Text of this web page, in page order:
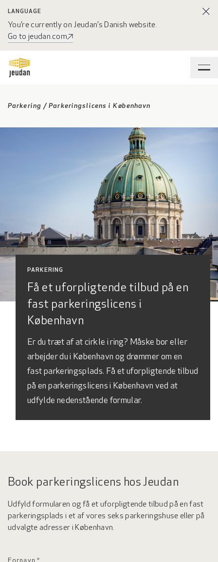
LANGUAGE
You’re currently on Jeudan’s Danish website.
Go to jeudan.com
Parkering / Parkeringslicens i København
PARKERING
Få et uforpligtende tilbud på en
fast parkeringslicens i
København
Er du træt af at cirkle i ring? Måske bor eller
arbejder du i København og drømmer om en
fast parkeringsplads. Få et uforpligtende tilbud
på en parkeringslicens i København ved at
udfylde nedenstående formular.
Book parkeringslicens hos Jeudan
Udfyld formularen og få et uforpligtende tilbud på en fast
parkeringsplads i et af vores seks parkeringshuse eller på
udvalgte adresser i København.